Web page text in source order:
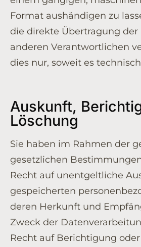
Format aushändigen zu
die direkte Übertragung der
anderen Verantwortlichen
dies nur, soweit es
Auskunft,
Löschung
Sie haben im Rahmen der
gesetzlichen
Recht auf unentgeltliche
gespeicherten
deren Herkunft und
Zweck der
Recht auf Berichtigung